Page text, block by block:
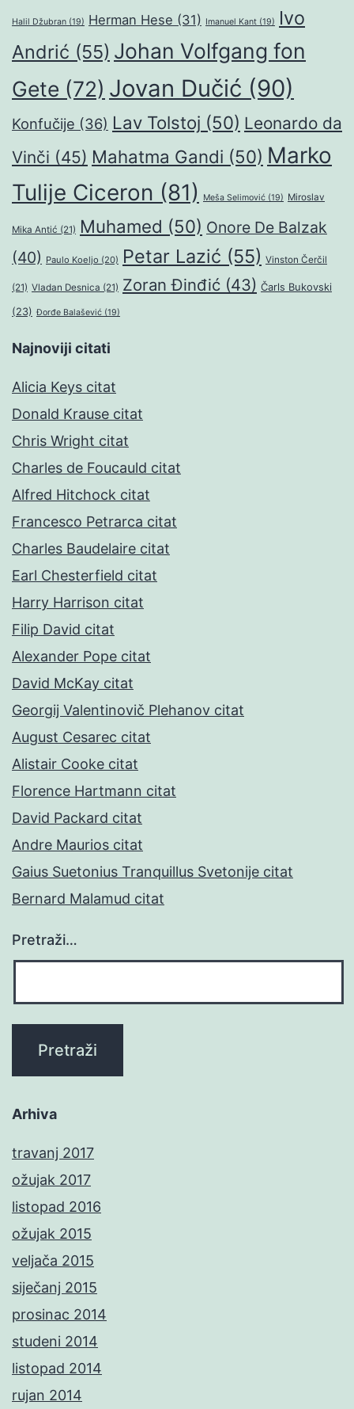
Halil Džubran (19) Herman Hese (31) Imanuel Kant (19)
Ivo
Andrić (55) Johan Volfgang fon
Gete (72) Jovan Dučić (90)
Konfučije (36) Lav Tolstoj (50) Leonardo da
Vinči (45) Mahatma Gandi (50) Marko
Tulije Ciceron (81) Meša Selimović (19) Miroslav
Mika Antić (21) Muhamed (50) Onore De Balzak
(40) Paulo Koeljo (20) Petar Lazić (55) Vinston Čerčil
(21) Vladan Desnica (21) Zoran Đinđić (43) Čarls Bukovski
(23) Đorđe Balašević (19)
Najnoviji citati
Alicia Keys citat
Donald Krause citat
Chris Wright citat
Charles de Foucauld citat
Alfred Hitchock citat
Francesco Petrarca citat
Charles Baudelaire citat
Earl Chesterfield citat
Harry Harrison citat
Filip David citat
Alexander Pope citat
David McKay citat
Georgij Valentinovič Plehanov citat
August Cesarec citat
Alistair Cooke citat
Florence Hartmann citat
David Packard citat
Andre Maurios citat
Gaius Suetonius Tranquillus Svetonije citat
Bernard Malamud citat
Pretraži…
Arhiva
travanj 2017
ožujak 2017
listopad 2016
ožujak 2015
veljača 2015
siječanj 2015
prosinac 2014
studeni 2014
listopad 2014
rujan 2014